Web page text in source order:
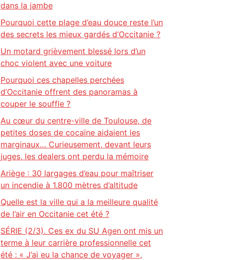
dans la jambe
Pourquoi cette plage d’eau douce reste l’un
des secrets les mieux gardés d’Occitanie ?
Un motard grièvement blessé lors d’un
choc violent avec une voiture
Pourquoi ces chapelles perchées
d’Occitanie offrent des panoramas à
couper le souffle ?
Au cœur du centre-ville de Toulouse, de
petites doses de cocaïne aidaient les
marginaux… Curieusement, devant leurs
juges, les dealers ont perdu la mémoire
Ariège : 30 largages d’eau pour maîtriser
un incendie à 1.800 mètres d’altitude
Quelle est la ville qui a la meilleure qualité
de l’air en Occitanie cet été ?
SÉRIE (2/3). Ces ex du SU Agen ont mis un
terme à leur carrière professionnelle cet
été : « J’ai eu la chance de voyager »,